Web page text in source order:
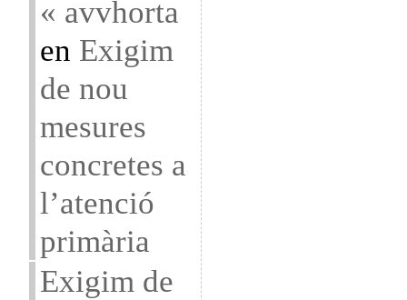
« avvhorta
en Exigim
de nou
mesures
concretes a
l’atenció
primària
Exigim de